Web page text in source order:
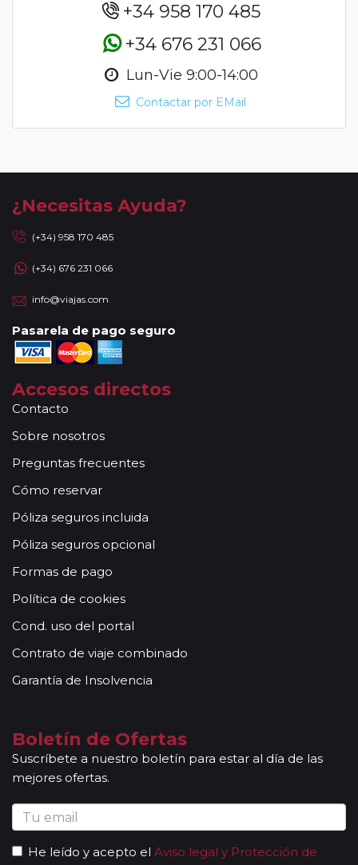
+34 958 170 485
+34 676 231 066
Lun-Vie 9:00-14:00
Contactar por EMail
¿Necesitas Ayuda?
(+34) 958 170 485
(+34) 676 231 066
info@viajas.com
Pasarela de pago seguro
Accesos directos
Contacto
Sobre nosotros
Preguntas frecuentes
Cómo reservar
Póliza seguros incluida
Póliza seguros opcional
Formas de pago
Política de cookies
Cond. uso del portal
Contrato de viaje combinado
Garantía de Insolvencia
Boletín de Ofertas
Suscríbete a nuestro boletín para estar al día de las
mejores ofertas.
He leído y acepto el Aviso legal y Protección de